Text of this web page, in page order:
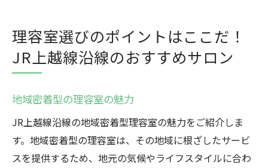
理容室選びのポイントはここだ！
JR上越線沿線のおすすめサロン
地域密着型の理容室の魅力
JR上越線沿線の地域密着型理容室の魅力をご紹介しま
す。地域密着型の理容室は、その地域に根ざしたサービ
スを提供するため、地元の気候やライフスタイルに合わ